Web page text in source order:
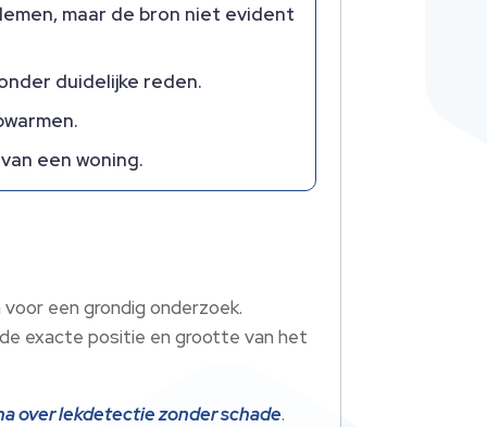
maar de bron niet evident
duidelijke reden.
een woning.
een grondig onderzoek.
exacte positie en grootte van het
over lekdetectie zonder schade.